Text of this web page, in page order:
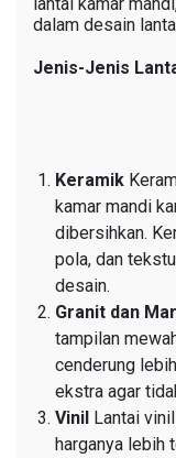
dalam desain
Jenis-Jenis
Keramik
kamar mandi
dibersihkan.
pola, dan
desain.
Granit dan
tampilan
cenderung
ekstra agar
Vinil Lantai
harganya lebih